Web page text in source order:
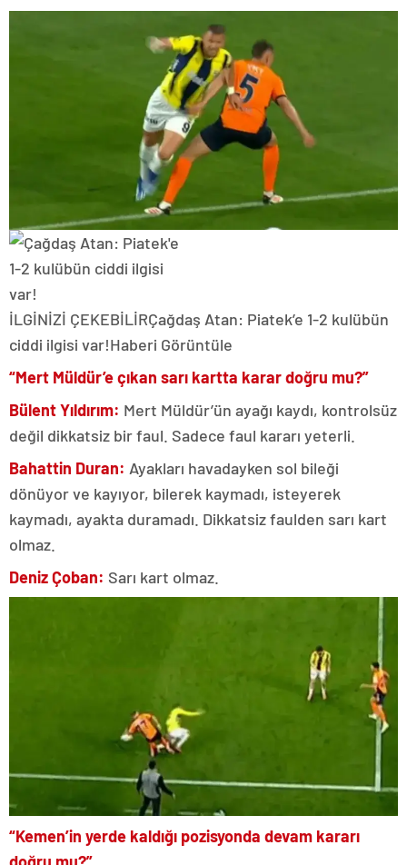
İLGİNİZİ ÇEKEBİLİRÇağdaş Atan: Piatek’e 1-2 kulübün
ciddi ilgisi var!Haberi Görüntüle
“Mert Müldür’e çıkan sarı kartta karar doğru mu?”
Bülent Yıldırım: Mert Müldür’ün ayağı kaydı, kontrolsüz
değil dikkatsiz bir faul. Sadece faul kararı yeterli.
Bahattin Duran: Ayakları havadayken sol bileği
dönüyor ve kayıyor, bilerek kaymadı, isteyerek
kaymadı, ayakta duramadı. Dikkatsiz faulden sarı kart
olmaz.
Deniz Çoban: Sarı kart olmaz.
“Kemen’in yerde kaldığı pozisyonda devam kararı
doğru mu?”